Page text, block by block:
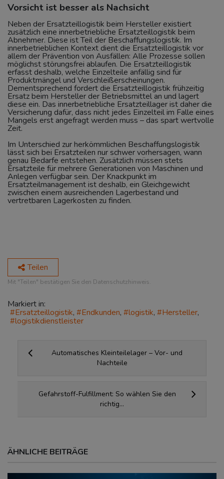
Vorsicht ist besser als Nachsicht
Neben der Ersatzteillogistik beim Hersteller existiert
zusätzlich eine innerbetriebliche Ersatzteillogistik beim
Abnehmer. Diese ist Teil der Beschaffungslogistik. Im
innerbetrieblichen Kontext dient die Ersatzteillogistik vor
allem der Prävention von Ausfällen: Alle Prozesse sollen
möglichst störungsfrei ablaufen. Die Ersatzteillogistik
erfasst deshalb, welche Einzelteile anfällig sind für
Produktmängel und Verschleißerscheinungen.
Dementsprechend fordert die Ersatzteillogistik frühzeitig
Ersatz beim Hersteller der Betriebsmittel an und lagert
diese ein. Das innerbetriebliche Ersatzteillager ist daher die
Versicherung dafür, dass nicht jedes Einzelteil im Falle eines
Mangels erst angefragt werden muss – das spart wertvolle
Zeit.
Im Unterschied zur herkömmlichen Beschaffungslogistik
lässt sich bei Ersatzteilen nur schwer vorhersagen, wann
genau Bedarfe entstehen. Zusätzlich müssen stets
Ersatzteile für mehrere Generationen von Maschinen und
Anlegen verfügbar sein. Der Knackpunkt im
Ersatzteilmanagement ist deshalb, ein Gleichgewicht
zwischen einem ausreichenden Lagerbestand und
vertretbaren Lagerkosten zu finden.
Teilen
Mit "Teilen" bestätigen Sie den Datenschutzhinweis.
Markiert in:
Ersatzteillogistik Endkunden logistik Hersteller
logistikdienstleister
Automatisches Kleinteilelager – Vor- und
Nachteile
Gefahrstoff-Fulfillment: So wählen Sie den
richtig...
ÄHNLICHE BEITRÄGE